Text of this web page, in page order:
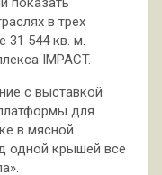
в трех
31 544 кв. м.
IMPACT.
с выставкой
для
в мясной
одной крышей все